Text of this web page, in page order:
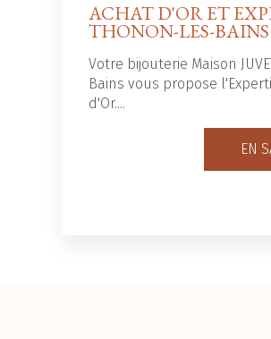
ACHAT D'OR ET
THONON-LES-BAINS
Votre bijouterie Maison
Bains vous propose
d'Or....
EN